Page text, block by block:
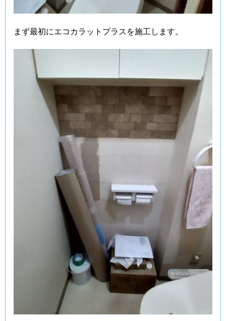
まず最初にエコカラットプラスを施工します。